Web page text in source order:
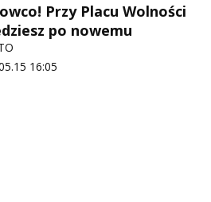
Przy Placu Wolności
po nowemu
16:05